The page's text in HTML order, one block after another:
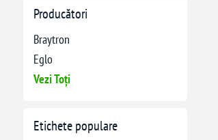
Producători
Braytron
Eglo
Vezi Toți
Etichete populare